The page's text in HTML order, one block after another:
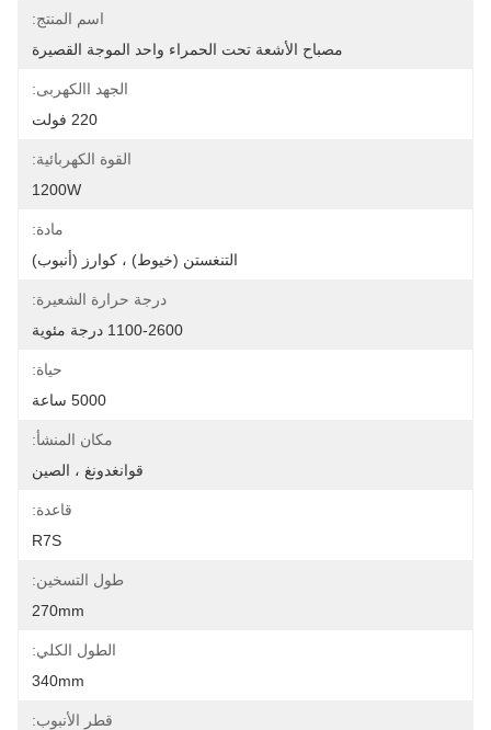
اسم المنتج:
مصباح الأشعة تحت الحمراء واحد الموجة القصيرة
الجهد االكهربى:
220 فولت
القوة الكهربائية:
1200W
مادة:
التنغستن (خيوط) ، كوارز (أنبوب)
درجة حرارة الشعيرة:
1100-2600 درجة مئوية
حياة:
5000 ساعة
مكان المنشأ:
قوانغدونغ ، الصين
قاعدة:
R7S
طول التسخين:
270mm
الطول الكلي:
340mm
قطر الأنبوب: